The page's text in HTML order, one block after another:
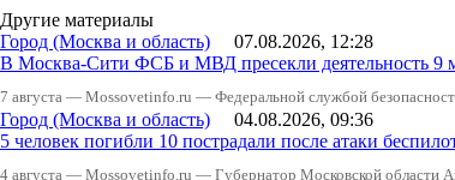
Другие материалы
Город (Москва и область) 07.08.2026, 12:28
В Москва-Сити ФСБ и МВД пресекли деятельность 9
7 августа — Mossovetinfo.ru — Федеральной службой
Город (Москва и область) 04.08.2026, 09:36
5 человек погибли 10 пострадали после атаки
4 августа — Mossovetinfo.ru — Губернатор Московской области